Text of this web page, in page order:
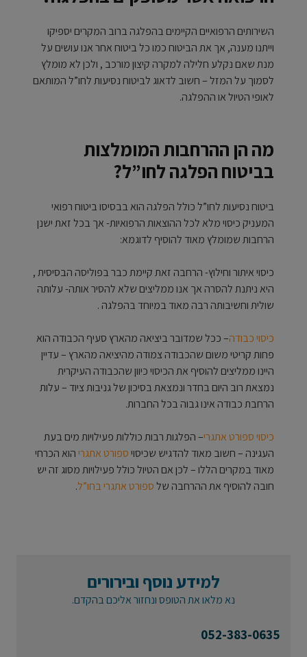
השירותים הרפואיים הקיימים בהפלגה ברוב המקרים יספיקו
וייתנו מענה, אך את הביטוח כמו כל ביטוח אחר אנו עושים על
מנת שאם נקלע חלילה למקרה קיצון מורכב , ולכן לא מומלץ
לסמוך על המזל – חשוב לדאוג לביטוח נסיעות לחו”ל המותאם
לאופי הטיול או ההפלגה.
מה הן ההרחבות המומלצות
בביטוח הפלגה לחו”ל?
ביטוח נסיעות לחו”ל כולל הפלגה הוא בבסיסו ביטוח רפואי
המעניק כיסוי מלא לכל ההוצאות הרפואיות- אך בכל זאת ישנן
הרחבות שמומלץ מאוד להוסיף לדוגמא:
כיסוי איתור וחילוץ- הרחבה זאת קיימת כבר בפוליסה הבסיסית ,
היא ניתנת להסרה אך אנו ממליצים שלא להסיר אותה- עלותה
שולית וחשיבותה רבה מאוד במיוחד בהפלגה .
כיסוי כבודה– ככל שמדובר ביציאה מהארץ סעיף הכבודה הוא
פחות קריטי משום שהכבודה צמודה מהיציאה מהארץ – עדיין
היינו ממליצים להוסיף את הכיסוי כיוון שהכבודה העיקרית
נמצאת רוב היום בחדר ונמצאת בסיכון של גניבות ציוד – עלות
הרחבת כבודה אינו גבוה בכל החברות.
כיסוי ספורט אתגרי– הפלגות רבות כוללות פעילויות מים בעת
העגינה – חשוב מאוד להדגיש שכיסויספורט אתגריהוא הכרחי
מאוד במקרים הללו – לכן אם הטיול כולל פעילויות מסוג זה יש
חובה להוסיף את ההרחבה שלספורט אתגרי בחו”ל.
למידע נוסף ובירורים
נא מלאו את הטופס ונחזור אליכם בהקדם.
052-383-0635